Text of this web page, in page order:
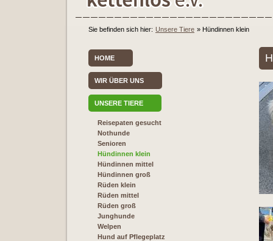
Sie befinden sich hier: Unsere Tiere » Hündinnen klein
HOME
WIR ÜBER UNS
UNSERE TIERE
Reisepaten gesucht
Nothunde
Senioren
Hündinnen klein
Hündinnen mittel
Hündinnen groß
Rüden klein
Rüden mittel
Rüden groß
Junghunde
Welpen
Hund auf Pflegeplatz